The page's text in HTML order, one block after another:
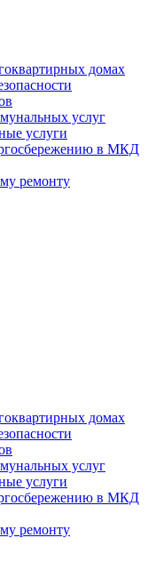
домах
услуг
услуги
в МКД
ремонту
домах
услуг
услуги
в МКД
ремонту